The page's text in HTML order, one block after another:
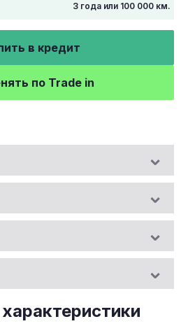
3 года или 100 000 км.
в кредит
по Trade in